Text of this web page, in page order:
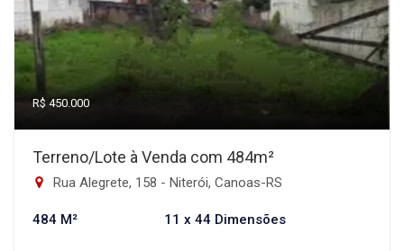
R$ 450.000
Terreno/Lote à Venda com 484m²
Rua Alegrete, 158 - Niterói, Canoas-RS
484 M² 11 x 44 Dimensões